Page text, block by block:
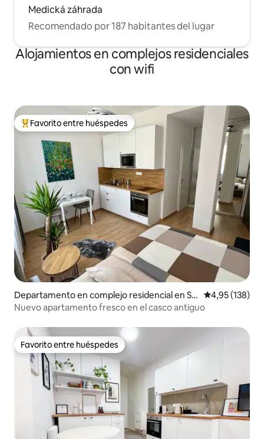
Medická záhrada
Recomendado por 187 habitantes del lugar
Alojamientos en complejos residenciales
con wifi
Favorito entre los huéspedes más destacados
Favorito entre huéspedes
Departamento en complejo residencial en St
aré Mesto
Calificación
4,95 (138)
Nuevo apartamento fresco en el casco antiguo
Favorito entre huéspedes
Favorito entre huéspedes